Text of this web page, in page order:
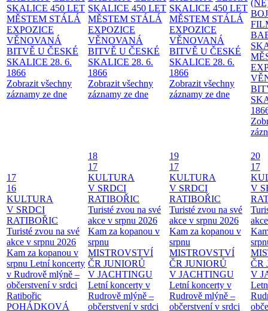
SKALICE 450 LET
MĚSTEM STÁLÁ
EXPOZICE
VĚNOVANÁ
BITVĚ U ČESKÉ
SKALICE 28. 6.
1866
Zobrazit všechny
záznamy ze dne
SKALICE 450 LET
MĚSTEM STÁLÁ
EXPOZICE
VĚNOVANÁ
BITVĚ U ČESKÉ
SKALICE 28. 6.
1866
Zobrazit všechny
záznamy ze dne
SKALICE 450 LET
MĚSTEM STÁLÁ
EXPOZICE
VĚNOVANÁ
BITVĚ U ČESKÉ
SKALICE 28. 6.
1866
Zobrazit všechny
záznamy ze dne
17
16
KULTURA
V SRDCI
RATIBOŘIC
Turisté zvou na své
akce v srpnu 2026
Kam za kopanou v
srpnu Letní koncerty
v Rudrově mlýně –
občerstvení v srdci
Ratibořic
POHÁDKOVÁ
18
17
KULTURA
V SRDCI
RATIBOŘIC
Turisté zvou na své
akce v srpnu 2026
Kam za kopanou v
srpnu
MISTROVSTVÍ
ČR JUNIORŮ
V JACHTINGU
Letní koncerty v
Rudrově mlýně –
občerstvení v srdci
19
17
KULTURA
V SRDCI
RATIBOŘIC
Turisté zvou na své
akce v srpnu 2026
Kam za kopanou v
srpnu
MISTROVSTVÍ
ČR JUNIORŮ
V JACHTINGU
Letní koncerty v
Rudrově mlýně –
občerstvení v srdci
20
17
V
ČR
V